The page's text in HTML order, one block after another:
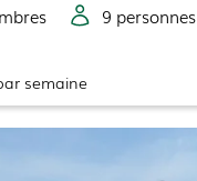
s 9 personnes
semaine